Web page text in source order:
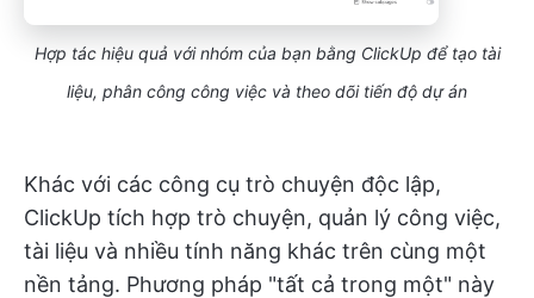
Hợp tác hiệu quả với nhóm của bạn bằng ClickUp để tạo tài
liệu, phân công công việc và theo dõi tiến độ dự án
Khác với các công cụ trò chuyện độc lập,
ClickUp tích hợp trò chuyện, quản lý công việc,
tài liệu và nhiều tính năng khác trên cùng một
nền tảng. Phương pháp "tất cả trong một" này